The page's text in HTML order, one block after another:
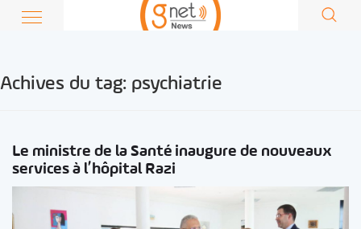
Achives du tag: psychiatrie
Le ministre de la Santé inaugure de nouveaux
services à l’hôpital Razi